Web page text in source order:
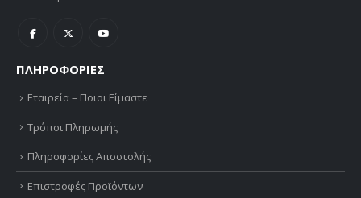
ΠΛΗΡΟΦΟΡΙΕΣ
Εταιρεία – Ποιοι Είμαστε
Τρόποι Πληρωμής
Πληροφορίες Αποστολής
Επιστροφές Προϊόντων